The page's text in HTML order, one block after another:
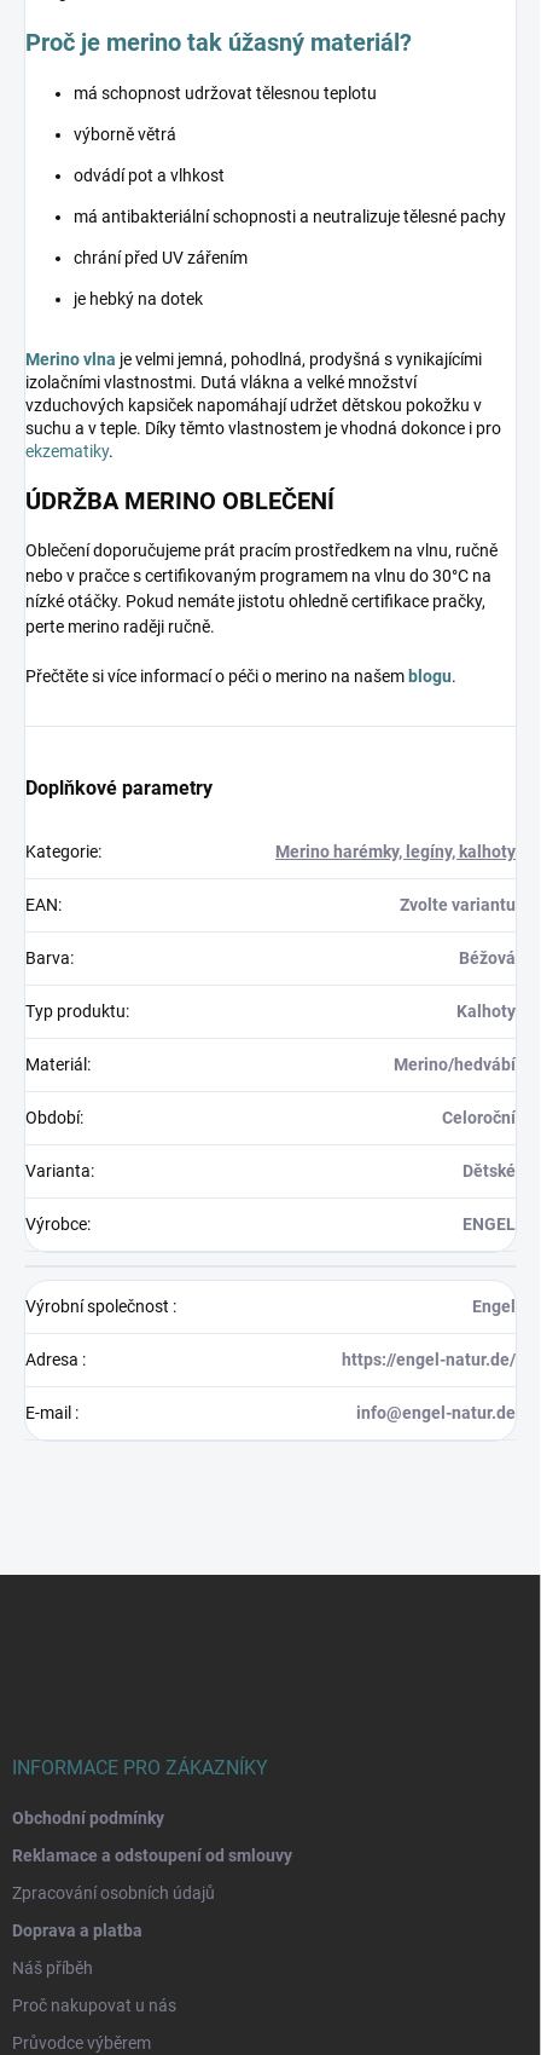
Proč je merino tak úžasný materiál?
má schopnost udržovat tělesnou teplotu
výborně větrá
odvádí pot a vlhkost
má antibakteriální schopnosti a neutralizuje tělesné pachy
chrání před UV zářením
je hebký na dotek
Merino vlna je velmi jemná, pohodlná, prodyšná s vynikajícími
izolačními vlastnostmi. Dutá vlákna a velké množství
vzduchových kapsiček napomáhají udržet dětskou pokožku v
suchu a v teple. Díky těmto vlastnostem je vhodná dokonce i pro
ekzematiky.
ÚDRŽBA MERINO OBLEČENÍ
Oblečení doporučujeme prát pracím prostředkem na vlnu, ručně
nebo v pračce s certifikovaným programem na vlnu do 30°C na
nízké otáčky. Pokud nemáte jistotu ohledně certifikace pračky,
perte merino raději ručně.
Přečtěte si více informací o péči o merino na našem blogu.
Doplňkové parametry
Kategorie: Merino harémky, legíny, kalhoty
EAN: Zvolte variantu
Barva: Béžová
Typ produktu: Kalhoty
Materiál : Merino/hedvábí
Období: Celoroční
Varianta: Dětské
Výrobce: ENGEL
Výrobní společnost : Engel
Adresa : https://engel-natur.de/
E-mail : info@engel-natur.de
INFORMACE PRO ZÁKAZNÍKY
Obchodní podmínky
Reklamace a odstoupení od smlouvy
Zpracování osobních údajů
Doprava a platba
Náš příběh
Proč nakupovat u nás
Průvodce výběrem